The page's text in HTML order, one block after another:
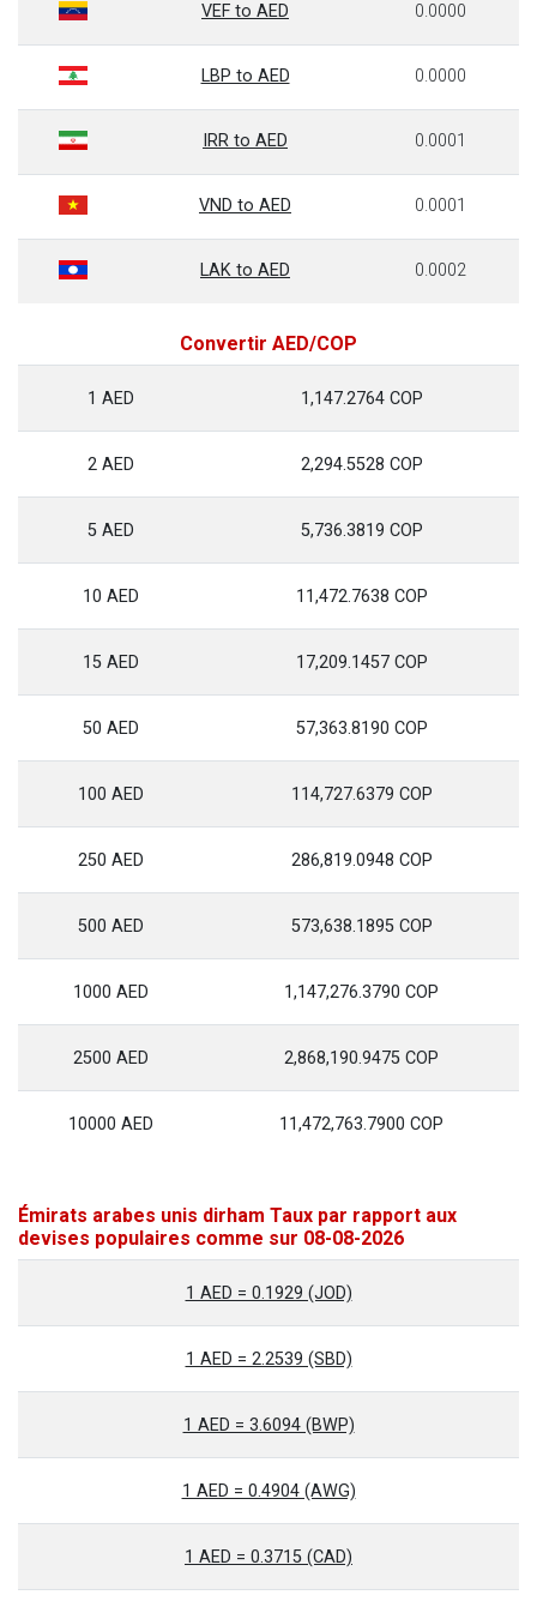
VEF to AED 0.0000
LBP to AED 0.0000
IRR to AED 0.0001
VND to AED 0.0001
LAK to AED 0.0002
Convertir AED/COP
1 AED 1,147.2764 COP
2 AED 2,294.5528 COP
5 AED 5,736.3819 COP
10 AED 11,472.7638 COP
15 AED 17,209.1457 COP
50 AED 57,363.8190 COP
100 AED 114,727.6379 COP
250 AED 286,819.0948 COP
500 AED 573,638.1895 COP
1000 AED 1,147,276.3790 COP
2500 AED 2,868,190.9475 COP
10000 AED 11,472,763.7900 COP
Émirats arabes unis dirham Taux par rapport aux
devises populaires comme sur 08-08-2026
1 AED = 0.1929 (JOD)
1 AED = 2.2539 (SBD)
1 AED = 3.6094 (BWP)
1 AED = 0.4904 (AWG)
1 AED = 0.3715 (CAD)